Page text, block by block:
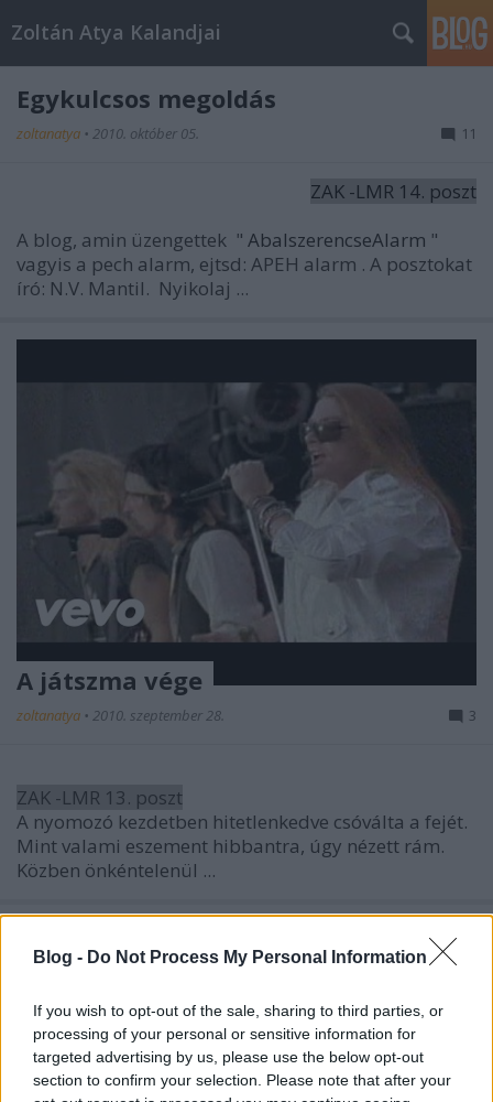
Blog - Do Not Process My Personal Information
If you wish to opt-out of the sale, sharing to third parties, or
processing of your personal or sensitive information for
targeted advertising by us, please use the below opt-out
section to confirm your selection. Please note that after your
Zoltán Atya Kalandjai
Egykulcsos megoldás
zoltanatya • 2010. október 05. 11
ZAK -LMR 14. poszt
A blog, amin üzengettek " AbalszerencseAlarm "
vagyis a pech alarm, ejtsd: APEH alarm . A posztokat
író: N.V. Mantil. Nyikolaj ...
A játszma vége
zoltanatya • 2010. szeptember 28. 3
ZAK -LMR 13. poszt
A nyomozó kezdetben hitetlenkedve csóválta a fejét.
Mint valami eszement hibbantra, úgy nézett rám.
Közben önkéntelenül ...
zoltanatya •2010. szeptember 21.
ZAK -LMR 12. poszt
Nap mint nap a rafinált gazdasági bűnbanda
leleplezésén agyalok. A rendőrségen és szerény
paplakomon is. Már jojóznak a szemeim ...